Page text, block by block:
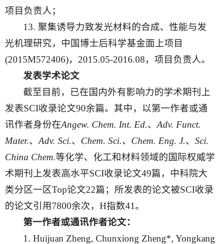
项目负责人；
13. 聚集诱导力致发光材料的合成、性能与发
光机理研究，中国博士后科学基金面上项目
(2015M572406)，2015.05-2016.08，项目负责人。
发表学术论文
截至目前，已在国内外有影响力的学术期刊上
发表SCI收录论文90余篇。其中，以第一作者或通
讯作者身份在Angew. Chem. Int. Ed.、 Adv. Funct.
Mater.、 Adv. Sci.、 Chem. Sci.、Chem. Eng. J.、 Sci.
China Chem.等化学、化工和材料领域的国际权威学
术期刊上发表高水平SCI收录论文49篇，中科院大
类分区一区Top论文22篇；所发表的论文被SCI收录
的论文引用7800余次，H指数41。
第一作者或通讯作者论文：
1. Huijuan Zheng, Chunxiong Zheng*, Yongkang